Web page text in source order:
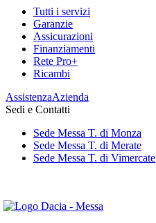
Tutti i servizi
Garanzie
Assicurazioni
Finanziamenti
Rete Pro+
Ricambi
AssistenzaAzienda
Sedi e Contatti
Sede Messa T. di Monza
Sede Messa T. di Merate
Sede Messa T. di Vimercate